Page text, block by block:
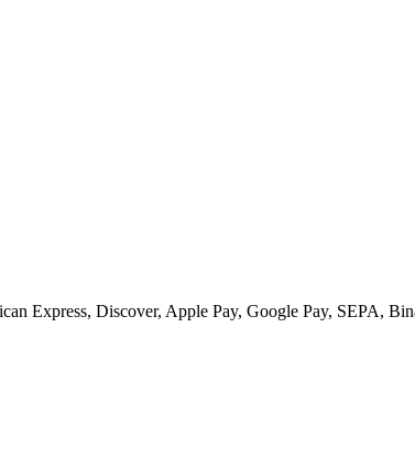
Express, Discover, Apple Pay, Google Pay, SEPA,